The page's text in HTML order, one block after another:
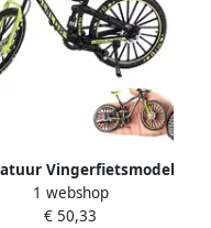
Vingerfietsmodel
1:10 Speelgoed
Mountainbike voor
1 webshop
€ 50,33